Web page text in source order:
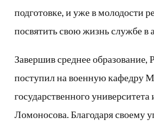
подготовке, и уже в молодости
посвятить свою жизнь службе в
Завершив среднее образование,
поступил на военную кафедру
государственного
Ломоносова. Благодаря своему